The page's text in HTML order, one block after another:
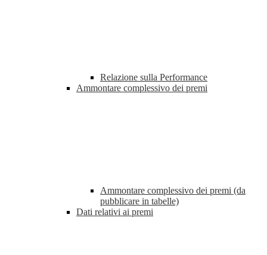
Relazione sulla Performance
Ammontare complessivo dei premi
Ammontare complessivo dei premi (da
pubblicare in tabelle)
Dati relativi ai premi